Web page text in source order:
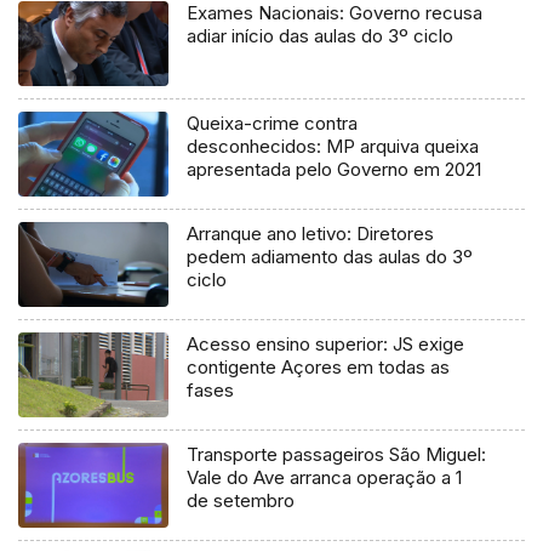
Exames Nacionais: Governo recusa
adiar início das aulas do 3º ciclo
Queixa-crime contra
desconhecidos: MP arquiva queixa
apresentada pelo Governo em 2021
Arranque ano letivo: Diretores
pedem adiamento das aulas do 3º
ciclo
Acesso ensino superior: JS exige
contigente Açores em todas as
fases
Transporte passageiros São Miguel:
Vale do Ave arranca operação a 1
de setembro